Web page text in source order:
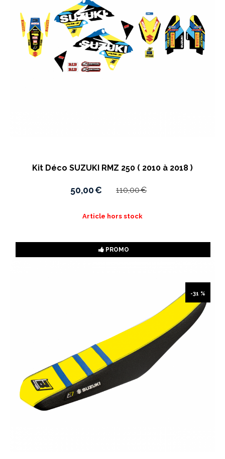
Kit Déco SUZUKI RMZ 250 ( 2010 à 2018 )
50,00€ 110,00€
Article hors stock
PROMO
-31 %